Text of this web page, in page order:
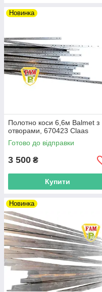
Новинка
Полотно коси 6,6м Balmet з
отворами, 670423 Claas
Готово до відправки
3 500 ₴
Купити
Новинка